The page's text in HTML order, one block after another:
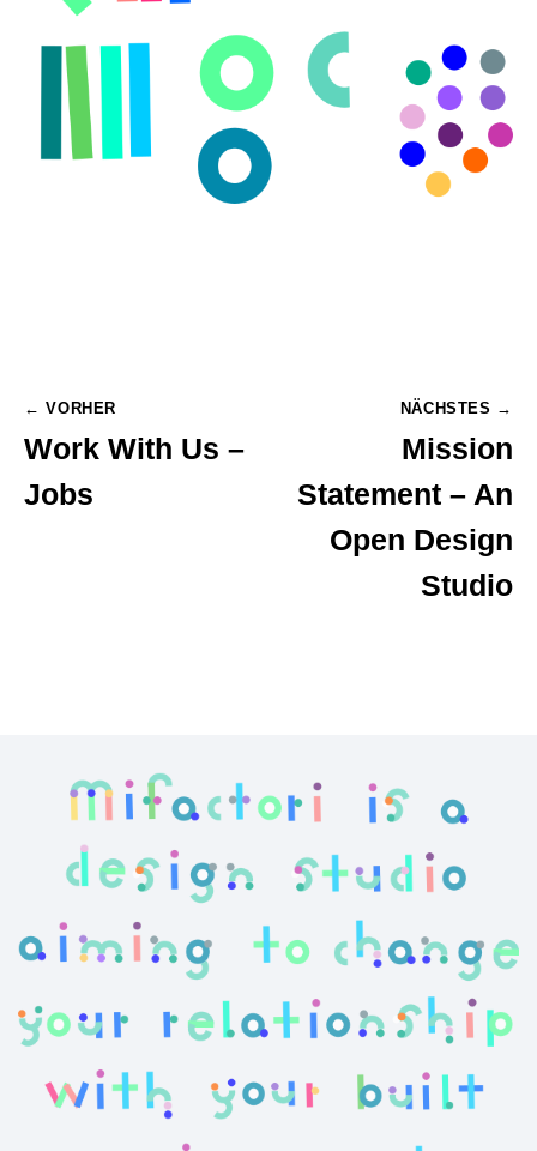
Post
navigation
← VORHER
Work With Us –
Jobs
NÄCHSTES →
Mission
Statement – An
Open Design
Studio